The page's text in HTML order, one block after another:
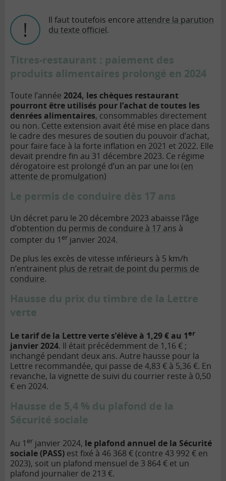
Il faut toutefois encore attendre la parution
du texte officiel.
Titres-restaurant : paiement des
produits alimentaires prolongé en 2024
Toute l’année 2024, les chèques restaurant
pourront être utilisés pour l’achat de toutes les
denrées alimentaires, consommables directement
ou non. Cette extension avait été mise en place dans
le cadre des mesures de soutien du pouvoir d’achat,
pour faire face à la forte inflation en 2021 et 2022. Elle
devait prendre fin au 31 décembre 2023. Ce régime
dérogatoire est prolongé d’un an par une loi (en
attente de promulgation)
Le permis de conduire dès 17 ans
Un décret paru le 20 décembre 2023 abaisse l’âge
d’obtention du permis de conduire à 17 ans à
compter du 1 er janvier 2024.
De plus les excès de vitesse inférieurs à 5 km/h
n’entrainent plus de retrait de point du permis de
conduire.
Hausse du prix du timbre de la Lettre
verte
Le tarif de la Lettre verte s’élève à 1,29 € au 1er
janvier 2024. Il était précédemment de 1,16 € ;
inchangé pendant deux ans. Autre hausse pour la
Lettre recommandée, qui passe de 4,83 € à 5,36 €. En
revanche, la vignette de suivi du courrier reste à 0,50
€ en 2024.
Hausse de 5,4 % du plafond de la
Sécurité sociale
Au 1 er janvier 2024, le plafond annuel de la Sécurité
sociale (PASS) est fixé à 46 368 € (contre 43 992 € en
2023), soit un plafond mensuel de 3 864 € et un
plafond journalier de 213 €.